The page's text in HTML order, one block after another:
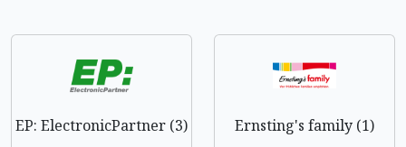
EP: ElectronicPartner (3) Ernsting's family (1)